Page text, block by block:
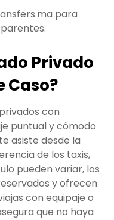
para
Privado
Caso?
con
puntual y cómodo
asiste desde la
de los taxis,
pueden variar, los
y ofrecen
con equipaje o
que no haya